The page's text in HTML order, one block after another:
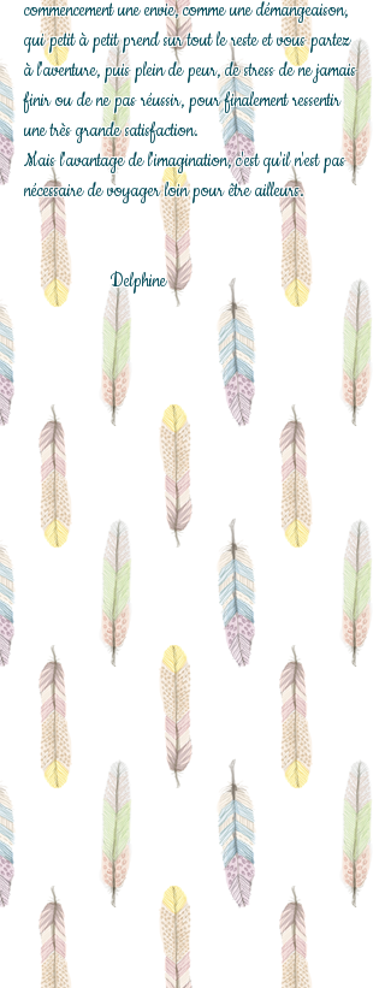
commencement une envie, comme une démangeaison,
qui petit à petit prend sur tout le reste et vous partez
à l'aventure, puis plein de peur, de stress de ne jamais
finir ou de ne pas réussir, pour finalement ressentir
une très grande satisfaction.
Mais l'avantage de l'imagination, c'est qu'il n'est pas
nécessaire de voyager loin pour être ailleurs.
Delphine